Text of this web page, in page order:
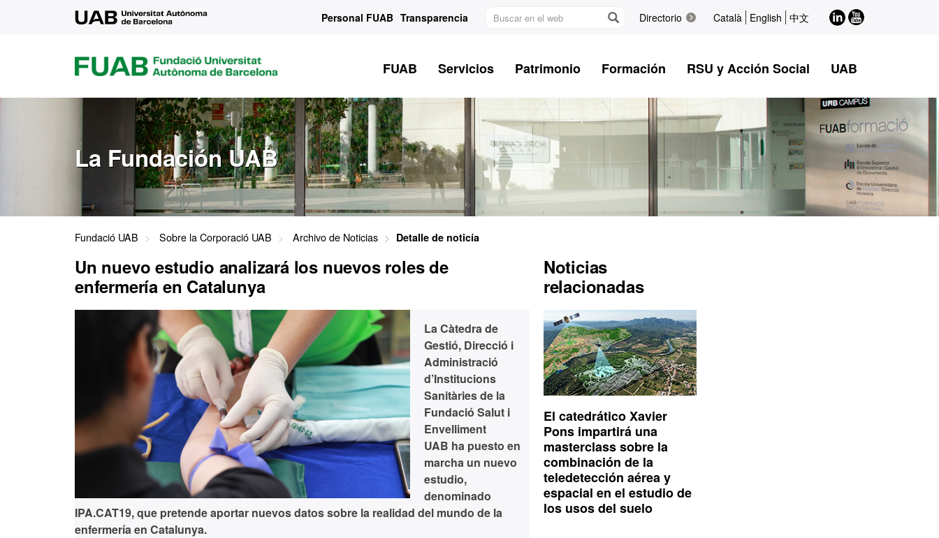
Personal FUAB Transparencia
Buscar
Directorio Català English 中文 LinkedIn
Youtube
FUAB
FUNDACIÓ
UNIVERSITAT
AUTÒNOMA
BARCELONA
FUAB Servicios Patrimonio Formación RSU y Acción Social UAB
La Fundación UAB
Fundació UAB Sobre la Corporació UAB Archivo de Noticias Detalle de noticía
Un nuevo estudio analizará los nuevos roles de
enfermería en Catalunya
La Càtedra de
Gestió, Direcció i
Administració
d’Institucions
Sanitàries de la
Fundació Salut i
Envelliment
UAB ha puesto en
marcha un nuevo
estudio,
denominado
IPA.CAT19, que pretende aportar nuevos datos sobre la realidad del mundo de la
enfermería en Catalunya.
Noticias
relacionadas
El catedrático Xavier
Pons impartirá una
masterclass sobre la
combinación de la
teledetección aérea y
espacial en el estudio de
los usos del suelo